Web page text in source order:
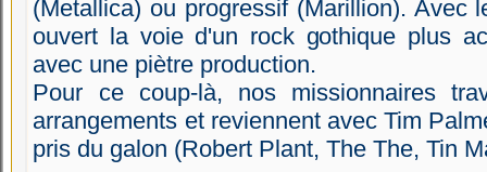
(Metallica) ou progressif (Marillion). Avec
ouvert la voie d'un rock gothique plus
avec une piètre production.
Pour ce coup-là, nos missionnaires
arrangements et reviennent avec Tim
pris du galon (Robert Plant, The The, Tin